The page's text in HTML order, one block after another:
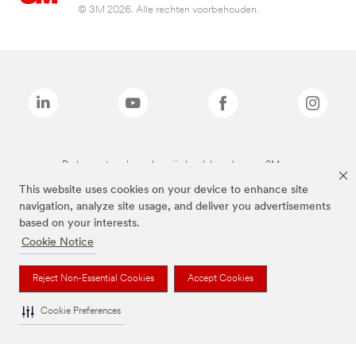
This website uses cookies on your device to enhance site
navigation, analyze site usage, and deliver you advertisements
based on your interests.
Cookie Notice
Reject Non-Essential Cookies Accept Cookies
Cookie Preferences
© 3M 2026. Alle rechten voorbehouden.
De bovenstaande merken zijn handelsmerken van 3M.we